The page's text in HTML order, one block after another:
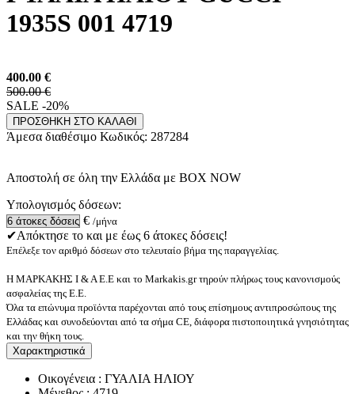
1935S 001 4719
400.00 €
500.00 €
SALE -20%
ΠΡΟΣΘΗΚΗ ΣΤΟ ΚΑΛΑΘΙ
Άμεσα διαθέσιμο Κωδικός: 287284
Αποστολή σε όλη την Ελλάδα με BOX NOW
Υπολογισμός δόσεων:
€ /μήνα
✔Απόκτησε το και με έως 6 άτοκες δόσεις!
Επέλεξε τον αριθμό δόσεων στο τελευταίο βήμα της παραγγελίας.
Η ΜΑΡΚΑΚΗΣ Ι & Α Ε.Ε και το Markakis.gr τηρούν πλήρως τους κανονισμούς
ασφαλείας της Ε.Ε.
Όλα τα επώνυμα προϊόντα παρέχονται από τους επίσημους αντιπροσώπους της
Ελλάδας και συνοδεύονται από τα σήμα CE, διάφορα πιστοποιητικά γνησιότητας
και την θήκη τους.
Χαρακτηριστικά
Οικογένεια : ΓΥΑΛΙΑ ΗΛΙΟΥ